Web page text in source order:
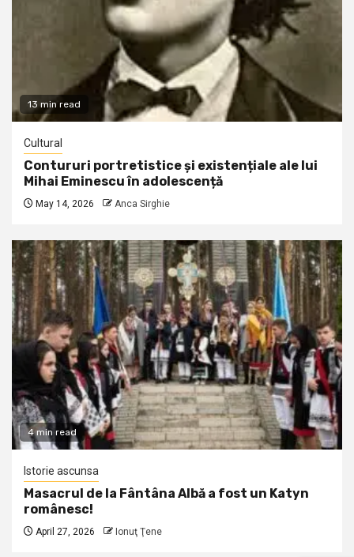
13 min read
Cultural
Contururi portretistice și existențiale ale lui
Mihai Eminescu în adolescență
May 14, 2026 Anca Sirghie
4 min read
Istorie ascunsa
Masacrul de la Fântâna Albă a fost un Katyn
românesc!
April 27, 2026 Ionuţ Ţene